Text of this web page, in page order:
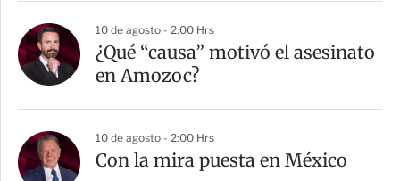
10 de agosto - 2:00 Hrs
¿Qué “causa” motivó el asesinato
en Amozoc?
10 de agosto - 2:00 Hrs
Con la mira puesta en México